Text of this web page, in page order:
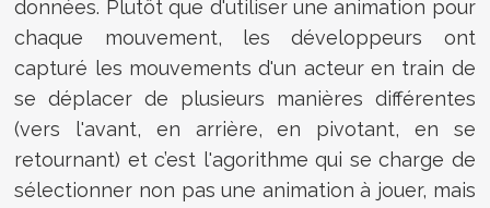
données. Plutôt que d'utiliser une animation pour
chaque mouvement, les développeurs ont
capturé les mouvements d'un acteur en train de
se déplacer de plusieurs manières différentes
(vers l'avant, en arrière, en pivotant, en se
retournant) et c’est l'agorithme qui se charge de
sélectionner non pas une animation à jouer, mais